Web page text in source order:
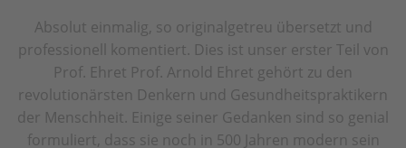
Absolut einmalig, so originalgetreu übersetzt und
professionell komentiert. Dies ist unser erster Teil von
Prof. Ehret Prof. Arnold Ehret gehört zu den
revolutionärsten Denkern und Gesundheitspraktikern
der Menschheit. Einige seiner Gedanken sind so genial
formuliert, dass sie noch in 500 Jahren modern sein